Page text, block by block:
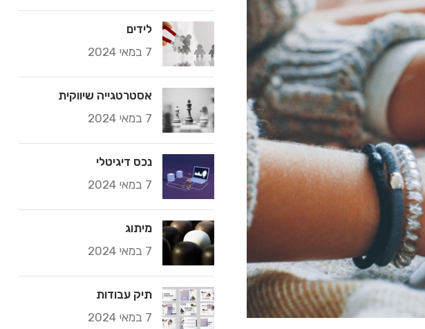
לידים
7 במאי 2024
אסטרטגייה שיווקית
7 במאי 2024
נכס דיגיטלי
7 במאי 2024
מיתוג
7 במאי 2024
⁠תיק עבודות
7 במאי 2024